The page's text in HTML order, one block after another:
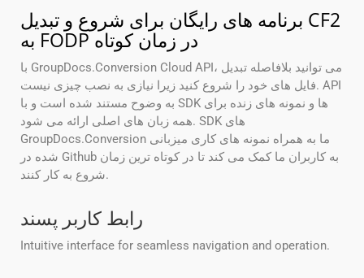
برنامه های رایگان برای شروع و تبدیل CF2
به FODP در زمان کوتاه
با GroupDocs.Conversion Cloud API، می توانید بلافاصله تبدیل
فایل های خود را شروع کنید زیرا نیازی به نصب چیزی نیست. API
به وضوح مستند شده است و با SDK ها و نمونه های زنده برای
همه زبان های اصلی ارائه می شود. SDK های
GroupDocs.Conversion ما به همراه نمونه های کاری میزبانی
شده در Github به کاربران ما کمک می کند تا در کوتاه ترین زمان
شروع به کار کنند.
رابط کاربر پسند
Intuitive interface for seamless navigation and operation.